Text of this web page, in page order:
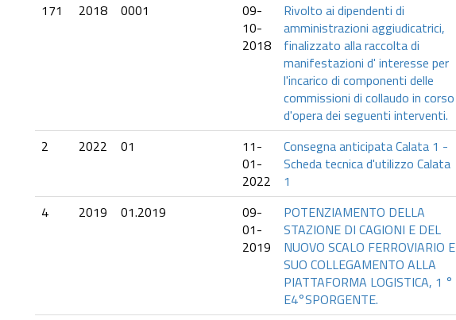
171 2018 0001
09-
10-
2018
Rivolto ai dipendenti di
amministrazioni aggiudicatrici,
finalizzato alla raccolta di
manifestazioni d' interesse per
l'incarico di componenti delle
commissioni di collaudo in corso
d'opera dei seguenti interventi.
2 2022 01
11-
01-
2022
Consegna anticipata Calata 1 -
Scheda tecnica d'utilizzo Calata
1
4 2019 01.2019
09-
01-
2019
POTENZIAMENTO DELLA
STAZIONE DI CAGIONI E DEL
NUOVO SCALO FERROVIARIO E
SUO COLLEGAMENTO ALLA
PIATTAFORMA LOGISTICA, 1 °
E4°SPORGENTE.